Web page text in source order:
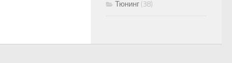
Тюнинг (38)